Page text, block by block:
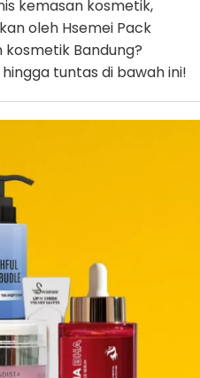
kemasan kosmetik,
oleh Hsemei Pack
Bandung?
tuntas di bawah ini!